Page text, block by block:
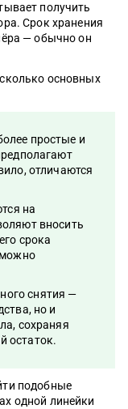
получить
Срок хранения
— обычно он
основных
простые и
отличаются
на
вносить
срока
можно
снятия —
но и
сохраняя
остаток.
подобные
одной линейки